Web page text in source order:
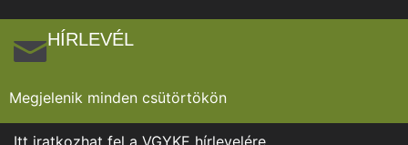
HÍRLEVÉL
Megjelenik minden csütörtökön
Itt iratkozhat fel a VGYKE hírlevelére